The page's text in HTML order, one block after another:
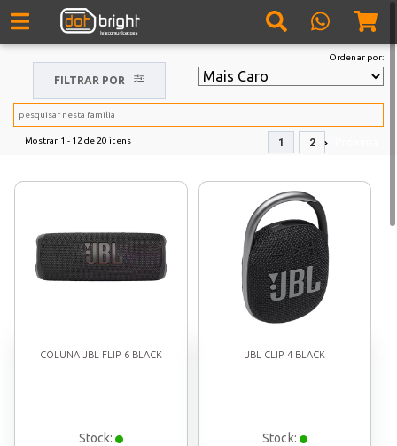
FILTRAR POR
Ordenar por:
Mostrar 1 - 12 de 20 itens 1 2
COLUNA JBL FLIP 6 BLACK
Stock:
JBL CLIP 4 BLACK
Stock: